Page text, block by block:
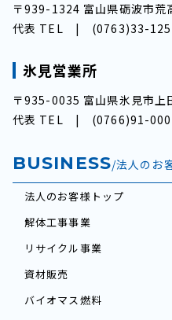
〒939-1324 富山県砺波市荒
代表 TEL | (0763)33-
氷見営業所
〒935-0035 富山県氷見市上
代表 TEL | (0766)91-
BUSINESS/法人のお
法人のお客様トップ
解体工事事業
リサイクル事業
資材販売
バイオマス燃料